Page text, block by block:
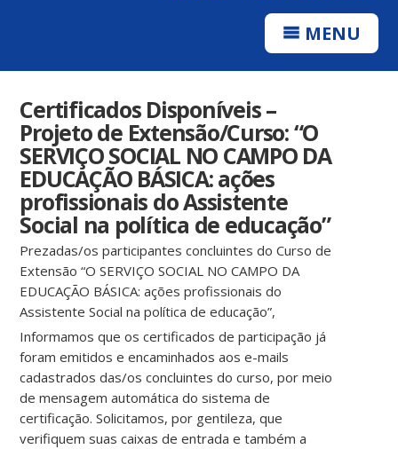
MENU
Certificados Disponíveis –
Projeto de Extensão/Curso: “O
SERVIÇO SOCIAL NO CAMPO DA
EDUCAÇÃO BÁSICA: ações
profissionais do Assistente
Social na política de educação”
Prezadas/os participantes concluintes do Curso de
Extensão “O SERVIÇO SOCIAL NO CAMPO DA
EDUCAÇÃO BÁSICA: ações profissionais do
Assistente Social na política de educação”,
Informamos que os certificados de participação já
foram emitidos e encaminhados aos e-mails
cadastrados das/os concluintes do curso, por meio
de mensagem automática do sistema de
certificação. Solicitamos, por gentileza, que
verifiquem suas caixas de entrada e também a